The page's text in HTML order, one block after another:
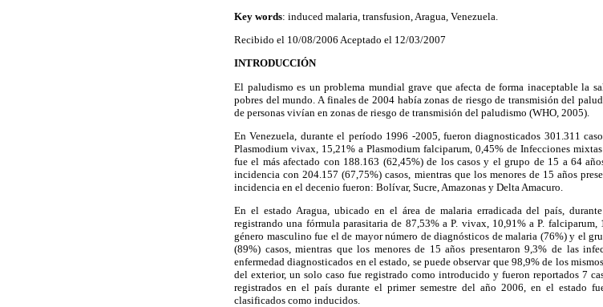
Key words: induced malaria, transfusion, Aragua, Venezuela.
Recibido el 10/08/2006 Aceptado el 12/03/2007
INTRODUCCIÓN
El paludismo es un problema mundial grave que afecta de forma inaceptable la
pobres del mundo. A finales de 2004 había zonas de riesgo de transmisión del
de personas vivían en zonas de riesgo de transmisión del paludismo (WHO, 2005).
En Venezuela, durante el período 1996 -2005, fueron diagnosticados 301.311
Plasmodium vivax, 15,21% a Plasmodium falciparum, 0,45% de Infecciones
fue el más afectado con 188.163 (62,45%) de los casos y el grupo de 15 a 64
incidencia con 204.157 (67,75%) casos, mientras que los menores de 15 años
incidencia en el decenio fueron: Bolívar, Sucre, Amazonas y Delta Amacuro.
En el estado Aragua, ubicado en el área de malaria erradicada del país,
registrando una fórmula parasitaria de 87,53% a P. vivax, 10,91% a P.
género masculino fue el de mayor número de diagnósticos de malaria (76%) y el
(89%) casos, mientras que los menores de 15 años presentaron 9,3% de las
enfermedad diagnosticados en el estado, se puede observar que 98,9% de los
del exterior, un solo caso fue registrado como introducido y fueron reportados 7
registrados en el país durante el primer semestre del año 2006, en el estado
clasificados como inducidos.